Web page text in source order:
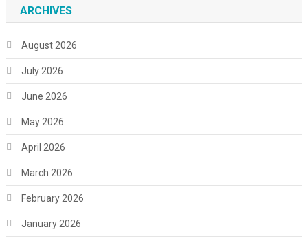
ARCHIVES
August 2026
July 2026
June 2026
May 2026
April 2026
March 2026
February 2026
January 2026